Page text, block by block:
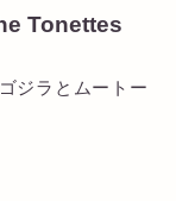
Tonettes
ジラとムートー